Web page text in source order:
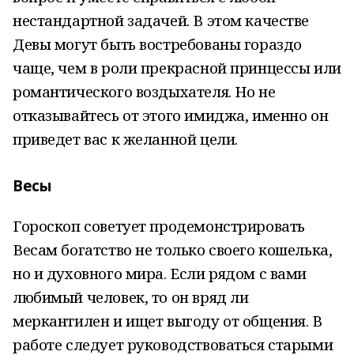
нестандартной задачей. В этом качестве
Девы могут быть востребованы гораздо
чаще, чем в роли прекрасной принцессы или
романтического воздыхателя. Но не
отказывайтесь от этого имиджа, именно он
приведет вас к желанной цели.
Весы
Гороскоп советует продемонстрировать
Весам богатство не только своего кошелька,
но и духовного мира. Если рядом с вами
любимый человек, то он вряд ли
меркантилен и ищет выгоду от общения. В
работе следует руководствоваться старыми